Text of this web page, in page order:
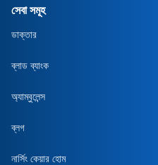
সেবা সমূহ
ডাক্তার
ব্লাড ব্যাংক
অ্যাম্বুলেন্স
ব্লগ
নার্সিং কেয়ার হোম